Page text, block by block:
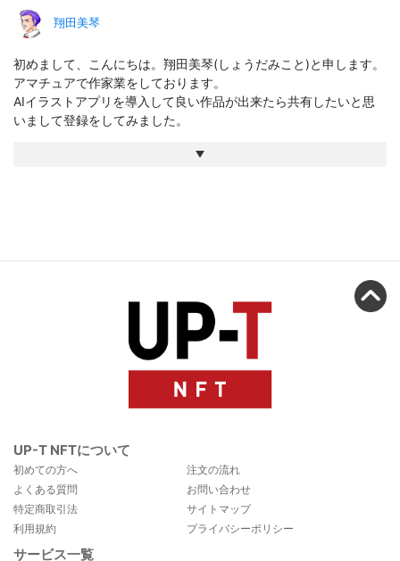
翔田美琴
初めまして、こんにちは。翔田美琴(しょうだみこと)と申します。
アマチュアで作家業をしております。
AIイラストアプリを導入して良い作品が出来たら共有したいと思
いまして登録をしてみました。
すがやってみようと思っております。
UP-T NFTについて
初めての方へ
注文の流れ
よくある質問
お問い合わせ
特定商取引法
サイトマップ
利用規約
プライバシーポリシー
サービス一覧